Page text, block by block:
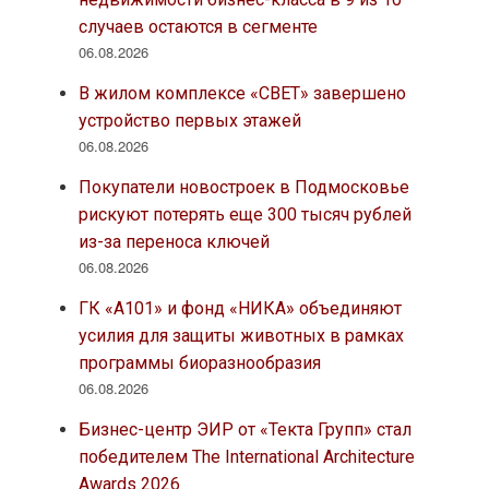
случаев остаются в сегменте
06.08.2026
В жилом комплексе «СВЕТ» завершено
устройство первых этажей
06.08.2026
Покупатели новостроек в Подмосковье
рискуют потерять еще 300 тысяч рублей
из-за переноса ключей
06.08.2026
ГК «А101» и фонд «НИКА» объединяют
усилия для защиты животных в рамках
программы биоразнообразия
06.08.2026
Бизнес-центр ЭИР от «Текта Групп» стал
победителем The International Architecture
Awards 2026